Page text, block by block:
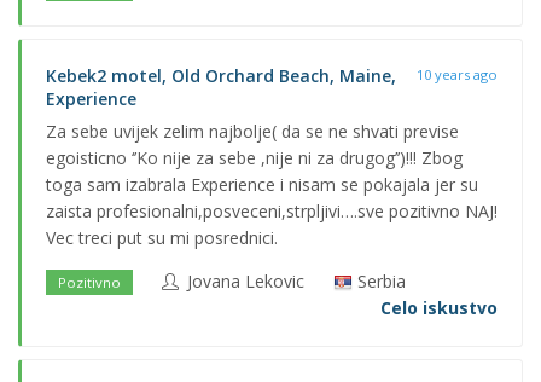
Kebek2 motel, Old Orchard Beach, Maine,
Experience
10 years ago
Za sebe uvijek zelim najbolje( da se ne shvati previse
egoisticno ‘’Ko nije za sebe ,nije ni za drugog’’)!!! Zbog
toga sam izabrala Experience i nisam se pokajala jer su
zaista profesionalni,posveceni,strpljivi….sve pozitivno NAJ!
Vec treci put su mi posrednici.
Pozitivno Jovana Lekovic
Serbia
Celo iskustvo